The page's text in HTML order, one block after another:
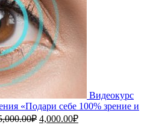
Видеокурс
«Подари себе 100% зрение и
₽ Первоначальная
4,000.00₽Текущая